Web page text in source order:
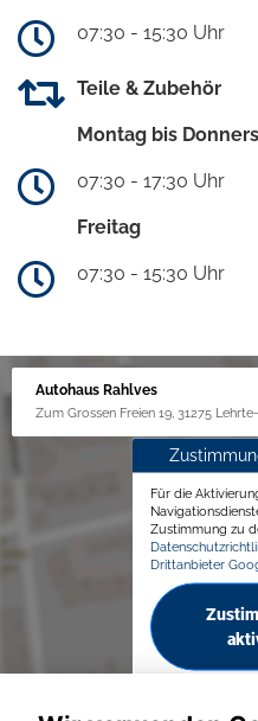
07:30 - 15:30 Uhr
Teile & Zubehör
Montag bis
07:30 - 17:30 Uhr
Freitag
07:30 - 15:30 Uhr
Autohaus Rahlves
Zum Grossen Freien 19, 31275
Für die
Zustimmung zu
Drittanbieter